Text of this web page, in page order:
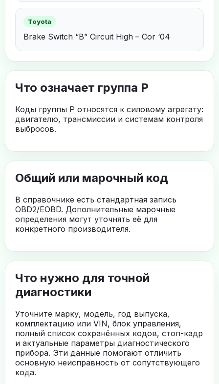
Toyota
Brake Switch “B” Circuit High – Cor ‘04
Что означает группа P
Коды группы P относятся к силовому агрегату:
двигателю, трансмиссии и системам контроля
выбросов.
Общий или марочный код
В справочнике есть стандартная запись
OBD2/EOBD. Дополнительные марочные
определения могут уточнять её для
конкретного производителя.
Что нужно для точной
диагностики
Уточните марку, модель, год выпуска,
комплектацию или VIN, блок управления,
полный список сохранённых кодов, стоп-кадр
и актуальные параметры диагностического
прибора. Эти данные помогают отличить
основную неисправность от сопутствующего
кода.